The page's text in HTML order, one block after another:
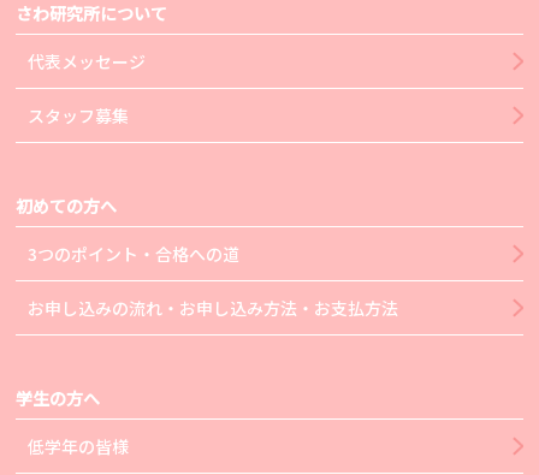
さわ研究所について
代表メッセージ
スタッフ募集
初めての方へ
3つのポイント・合格への道
お申し込みの流れ・お申し込み方法・お支払方法
学生の方へ
低学年の皆様